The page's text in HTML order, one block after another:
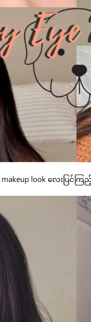
look လေးပြင်ကြ